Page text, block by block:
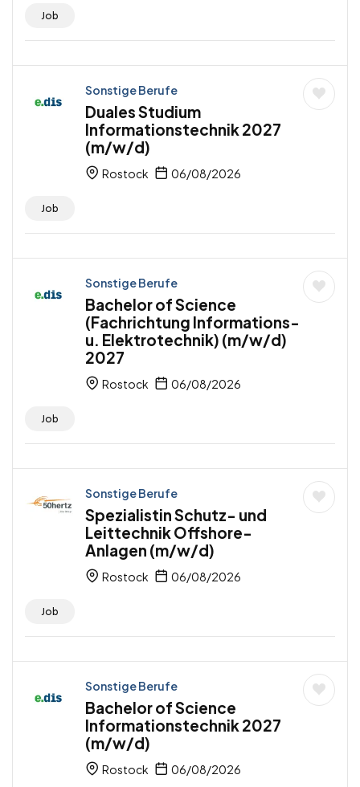
Job
Sonstige Berufe
Duales Studium
Informationstechnik 2027
(m/w/d)
Rostock 06/08/2026
Job
Sonstige Berufe
Bachelor of Science
(Fachrichtung Informations-
u. Elektrotechnik) (m/w/d)
2027
Rostock 06/08/2026
Job
Sonstige Berufe
Spezialistin Schutz- und
Leittechnik Offshore-
Anlagen (m/w/d)
Rostock 06/08/2026
Job
Sonstige Berufe
Bachelor of Science
Informationstechnik 2027
(m/w/d)
Rostock 06/08/2026